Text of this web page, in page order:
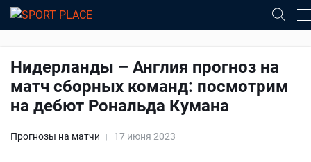
Нидерланды – Англия прогноз на
матч сборных команд: посмотрим
на дебют Рональда Кумана
Прогнозы на матчи 17 июня 2023